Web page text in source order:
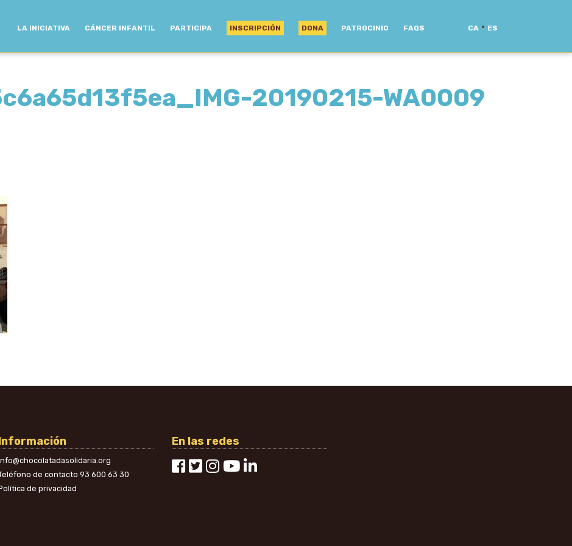
LA INICIATIVA CÁNCER INFANTIL PARTICIPA INSCRIPCIÓN DONA PATROCINIO FAQS CA · ES
20190215-WA0009
de contacto 93 600 63 30
de privacidad
En las redes